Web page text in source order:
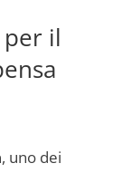
il
, uno dei